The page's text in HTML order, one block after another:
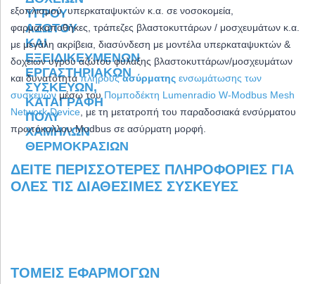
εξοπλισμού, υπερκαταψυκτών κ.α. σε νοσοκομεία,
φαρμακαποθήκες, τράπεζες βλαστοκυττάρων / μοσχευμάτων κ.α.
με μεγάλη ακρίβεια, διασύνδεση με μοντέλα υπερκαταψυκτών &
δοχείων υγρού αζώτου φύλαξης βλαστοκυττάρων/μοσχευμάτων
και δυνατότηταπλήρουςασύρματης ενσωμάτωσης των
συσκευώνμέσω του Πομποδέκτη Lumenradio W-Modbus Mesh
Network Device , με τη μετατροπή του παραδοσιακά ενσύρματου
πρωτόκολλου Modbus σε ασύρματη μορφή.
ΔΕΊΤΕ ΠΕΡΙΣΣΌΤΕΡΕΣ ΠΛΗΡΟΦΟΡΊΕΣ ΓΙΑ
ΌΛΕΣ ΤΙΣ ΔΙΑΘΈΣΙΜΕΣ ΣΥΣΚΕΥΈΣ
ΤΟΜΕΊΣ ΕΦΑΡΜΟΓΏΝ